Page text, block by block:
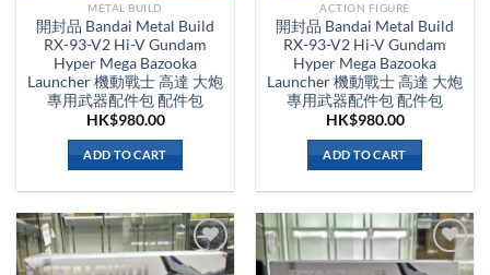
METAL BUILD
開封品 Bandai Metal Build
RX-93-V2 Hi-V Gundam
Hyper Mega Bazooka
Launcher 機動戰士 高達 大炮
專用武器配件包 配件包
HK$980.00
ADD TO CART
ACTION FIGURE
開封品 Bandai Metal Build
RX-93-V2 Hi-V Gundam
Hyper Mega Bazooka
Launcher 機動戰士 高達 大炮
專用武器配件包 配件包
HK$980.00
ADD TO CART